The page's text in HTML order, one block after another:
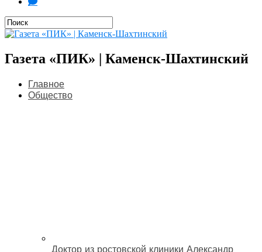
Газета «ПИК» | Каменск-Шахтинский
Главное
Общество
Доктор из ростовской клиники Александр